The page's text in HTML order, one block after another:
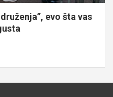
evo šta vas